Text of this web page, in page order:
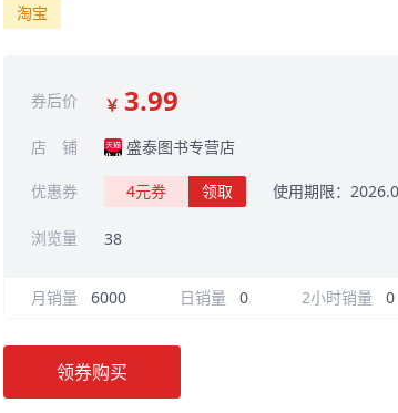
淘宝
券后价 ￥ 3.99
店 铺 盛泰图书专营店
优惠券 4元券 领取 使用期限：
浏览量 38
月销量 6000 日销量 0 2小时销量 0
领券购买